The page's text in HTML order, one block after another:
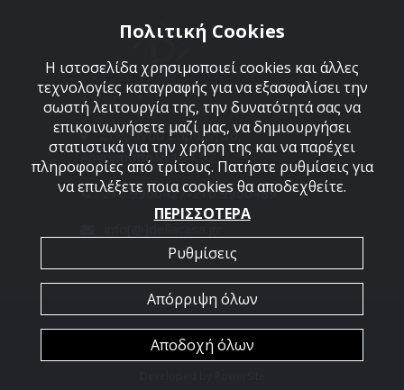
Στεφάνου Σαράφη 36,
Αργυρούπολη 164 52
210 9960427-210 9960489
2026 @ All Rights Reserved - Dellacasa
Πολιτική Cookies
Η ιστοσελίδα χρησιμοποιεί cookies και άλλες
τεχνολογίες καταγραφής για να εξασφαλίσει την
σωστή λειτουργία της, την δυνατότητά σας να
επικοινωνήσετε μαζί μας, να δημιουργήσει
στατιστικά για την χρήση της και να παρέχει
πληροφορίες από τρίτους. Πατήστε ρυθμίσεις για
να επιλέξετε ποια cookies θα αποδεχθείτε.
ΠΕΡΙΣΣΟΤΕΡΑ
Ρυθμίσεις
Απόρριψη όλων
Αποδοχή όλων